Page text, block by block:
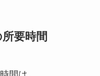
要時間